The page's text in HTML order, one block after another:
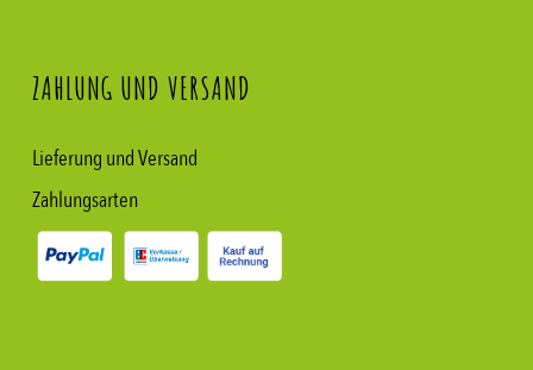
ZAHLUNG UND VERSAND
Lieferung und Versand
Zahlungsarten